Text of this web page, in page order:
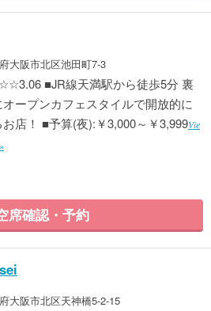
大阪市北区池田町7-3
■JR線天満駅から徒歩5分 裏
オープンカフェスタイルで開放的に
店！ ■予算(夜):￥3,000～￥3,999Vie
席確認・予約
大阪市北区天神橋5-2-15